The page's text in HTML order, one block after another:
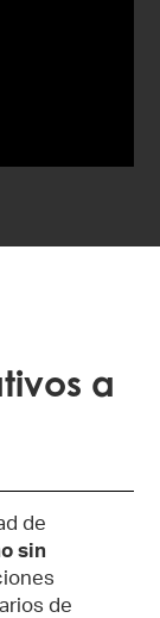
a
de
sin
de